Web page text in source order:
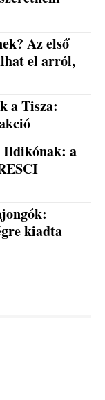
Az első
el arról,
a Tisza:
Ildikónak: a
kiadta